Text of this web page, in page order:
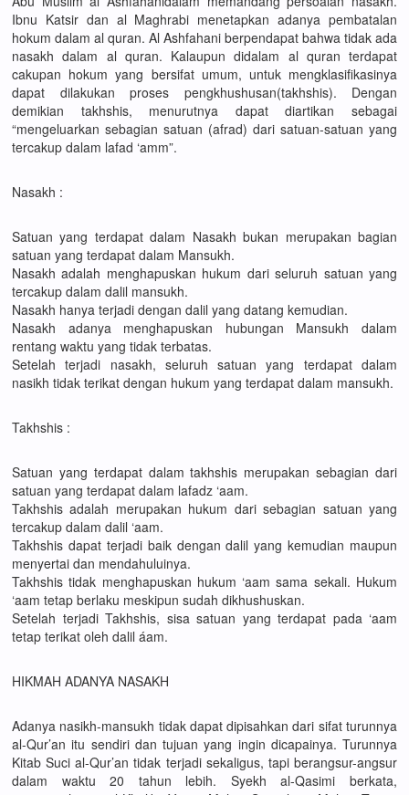
Ibnu Katsir dan al Maghrabi menetapkan adanya pembatalan
hokum dalam al quran. Al Ashfahani berpendapat bahwa tidak ada
nasakh dalam al quran. Kalaupun didalam al quran terdapat
cakupan hokum yang bersifat umum, untuk mengklasifikasinya
dapat dilakukan proses pengkhushusan(takhshis). Dengan
demikian takhshis, menurutnya dapat diartikan sebagai
“mengeluarkan sebagian satuan (afrad) dari satuan-satuan yang
tercakup dalam lafad ‘amm”.
Nasakh :
Satuan yang terdapat dalam Nasakh bukan merupakan bagian
satuan yang terdapat dalam Mansukh.
Nasakh adalah menghapuskan hukum dari seluruh satuan yang
tercakup dalam dalil mansukh.
Nasakh hanya terjadi dengan dalil yang datang kemudian.
Nasakh adanya menghapuskan hubungan Mansukh dalam
rentang waktu yang tidak terbatas.
Setelah terjadi nasakh, seluruh satuan yang terdapat dalam
nasikh tidak terikat dengan hukum yang terdapat dalam mansukh.
Takhshis :
Satuan yang terdapat dalam takhshis merupakan sebagian dari
satuan yang terdapat dalam lafadz ‘aam.
Takhshis adalah merupakan hukum dari sebagian satuan yang
tercakup dalam dalil ‘aam.
Takhshis dapat terjadi baik dengan dalil yang kemudian maupun
menyertai dan mendahuluinya.
Takhshis tidak menghapuskan hukum ‘aam sama sekali. Hukum
‘aam tetap berlaku meskipun sudah dikhushuskan.
Setelah terjadi Takhshis, sisa satuan yang terdapat pada ‘aam
tetap terikat oleh dalil áam.
HIKMAH ADANYA NASAKH
Adanya nasikh-mansukh tidak dapat dipisahkan dari sifat turunnya
al-Qur’an itu sendiri dan tujuan yang ingin dicapainya. Turunnya
Kitab Suci al-Qur’an tidak terjadi sekaligus, tapi berangsur-angsur
dalam waktu 20 tahun lebih. Syekh al-Qasimi berkata,